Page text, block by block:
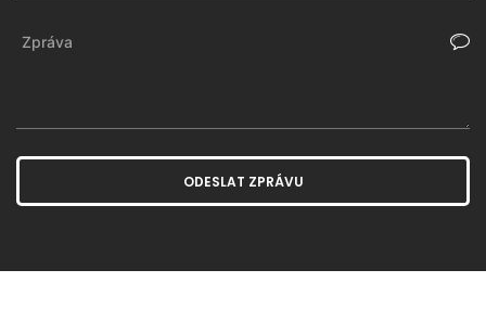
ODESLAT ZPRÁVU